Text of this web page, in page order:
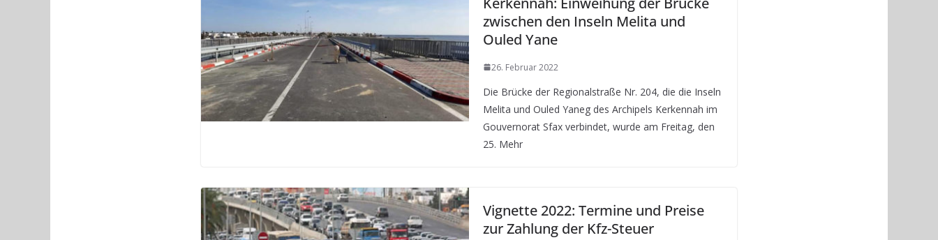
zwischen den Inseln Melita und
Ouled Yane
26. Februar 2022
Die Brücke der Regionalstraße Nr. 204, die die Inseln
Melita und Ouled Yaneg des Archipels Kerkennah im
Gouvernorat Sfax verbindet, wurde am Freitag, den
25. Mehr
Vignette 2022: Termine und Preise
zur Zahlung der Kfz-Steuer